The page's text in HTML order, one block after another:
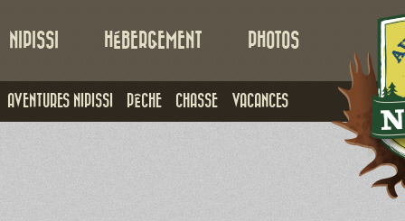
NIPISSI
AVENTURES NIPISSI PÊCHE CHASSE VACANCES
HÉBERGEMENT PHOTOS